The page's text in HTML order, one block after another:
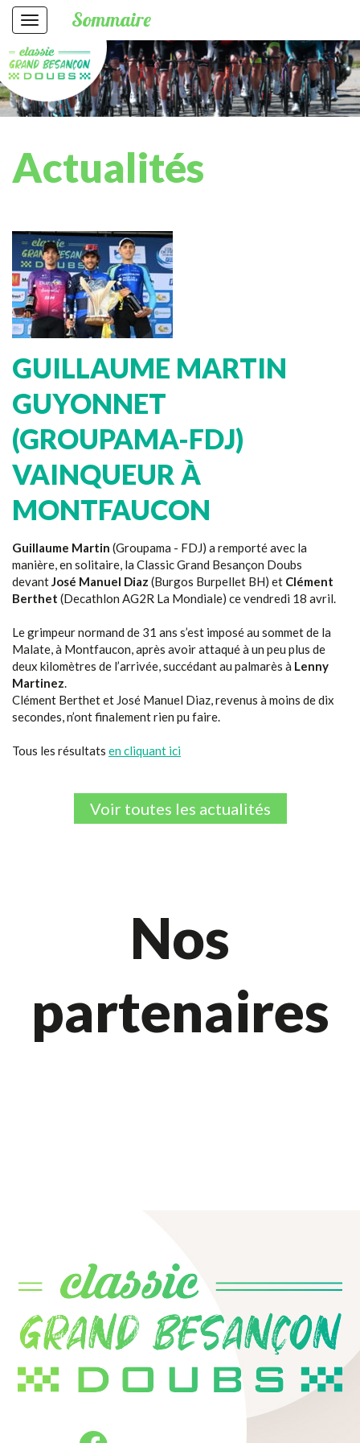
Sommaire
Actualités
GUILLAUME MARTIN
GUYONNET
(GROUPAMA-FDJ)
VAINQUEUR À
MONTFAUCON
Guillaume Martin (Groupama - FDJ) a remporté avec la
manière, en solitaire, la Classic Grand Besançon Doubs
devantJosé Manuel Diaz (Burgos Burpellet BH) et Clément
Berthet (Decathlon AG2R La Mondiale) ce vendredi 18 avril.
Le grimpeur normand de 31 ans s’est imposé au sommet de la
Malate, à Montfaucon, après avoir attaqué à un peu plus de
deux kilomètres de l’arrivée, succédant au palmarès à Lenny
Martinez.
Clément Berthet et José Manuel Diaz, revenus à moins de dix
secondes, n’ont finalement rien pu faire.
Tous les résultats en cliquant ici
Voir toutes les actualités
Nos
partenaires